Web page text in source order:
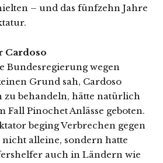
– und das fünfzehn Jahre
Cardoso
Bundesregierung wegen
Grund sah, Cardoso
behandeln, hätte natürlich
Fall Pinochet Anlässe geboten.
beging Verbrechen gegen
alleine, sondern hatte
auch in Ländern wie